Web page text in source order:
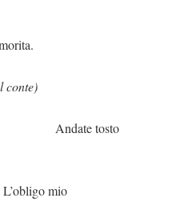
conte)
tosto
mio